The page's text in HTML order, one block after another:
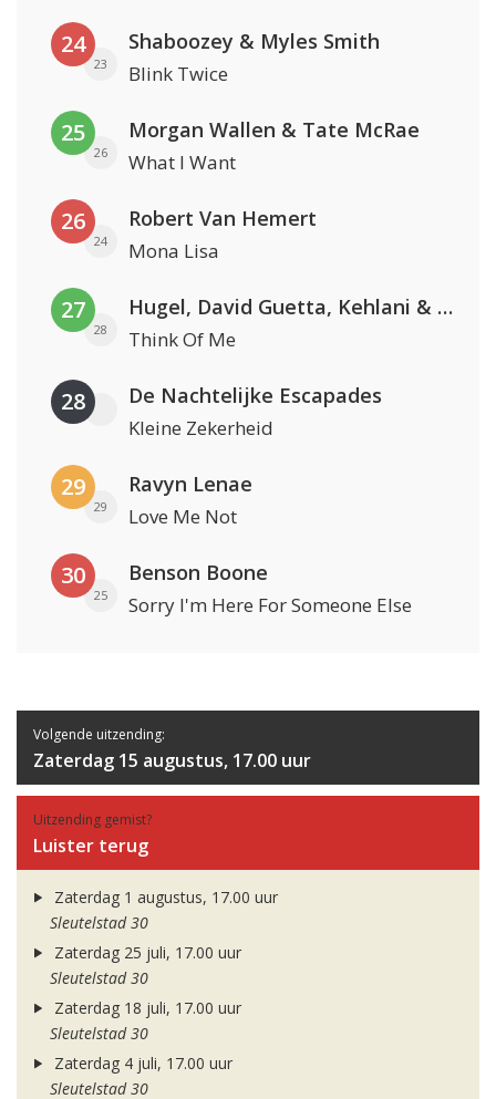
24
23
Shaboozey & Myles Smith
Blink Twice
25
26
Morgan Wallen & Tate McRae
What I Want
26
24
Robert Van Hemert
Mona Lisa
27
28
Hugel, David Guetta, Kehlani & Daecolm
Think Of Me
28 De Nachtelijke Escapades
Kleine Zekerheid
29
29
Ravyn Lenae
Love Me Not
30
25
Benson Boone
Sorry I'm Here For Someone Else
Volgende uitzending:
Zaterdag 15 augustus, 17.00 uur
Uitzending gemist?
Luister terug
Zaterdag 1 augustus, 17.00 uur
Sleutelstad 30
Zaterdag 25 juli, 17.00 uur
Sleutelstad 30
Zaterdag 18 juli, 17.00 uur
Sleutelstad 30
Zaterdag 4 juli, 17.00 uur
Sleutelstad 30